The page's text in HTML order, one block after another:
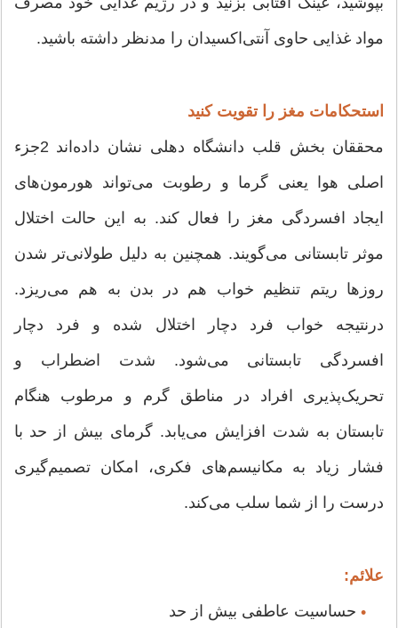
مواد غذایی حاوی آنتی‌اکسیدان را مدنظر داشته باشید.
استحکامات مغز را تقویت کنید
محققان بخش قلب دانشگاه دهلی نشان داده‌اند 2جزء
اصلی هوا یعنی گرما و رطوبت می‌تواند هورمون‌های
ایجاد افسردگی مغز را فعال کند. به این حالت اختلال
موثر تابستانی می‌گویند. همچنین به دلیل طولانی‌تر شدن
روزها ریتم تنظیم خواب هم در بدن به هم می‌ریزد.
درنتیجه خواب فرد دچار اختلال شده و فرد دچار
افسردگی تابستانی می‌شود. شدت اضطراب و
تحریک‌پذیری افراد در مناطق گرم و مرطوب هنگام
تابستان به شدت افزایش می‌یابد. گرمای بیش از حد با
فشار زیاد به مکانیسم‌های فکری، امکان تصمیم‌گیری
درست را از شما سلب می‌کند.
علائم:
•حساسیت عاطفی بیش از حد